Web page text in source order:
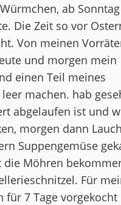
ab
Die Zeit so vor
Von meinen
und morgen mein
einen Teil meines
machen. hab
abgelaufen ist und
morgen dann
Suppengemüse
die Möhren
Für
für 7 Tage vorgekocht